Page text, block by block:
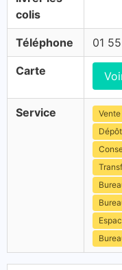
colis
Téléphone 01
Carte
Service